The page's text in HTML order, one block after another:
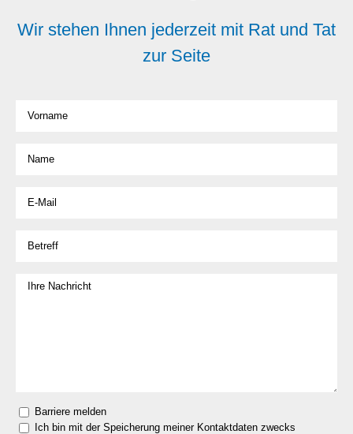
Wir stehen Ihnen jederzeit mit Rat und Tat
zur Seite
Barriere melden
Ich bin mit der Speicherung meiner Kontaktdaten zwecks